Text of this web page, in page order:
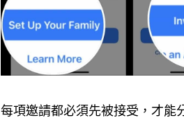
每項邀請都必須先被接受，才